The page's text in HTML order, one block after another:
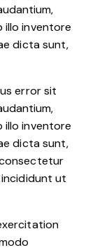
illo inventore
dicta sunt,
error sit
illo inventore
dicta sunt,
ut